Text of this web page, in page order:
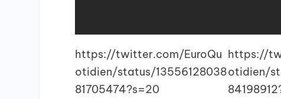
https://twitter.com/EuroQu
otidien/status/13556128038
81705474?s=20
https://
otidien/